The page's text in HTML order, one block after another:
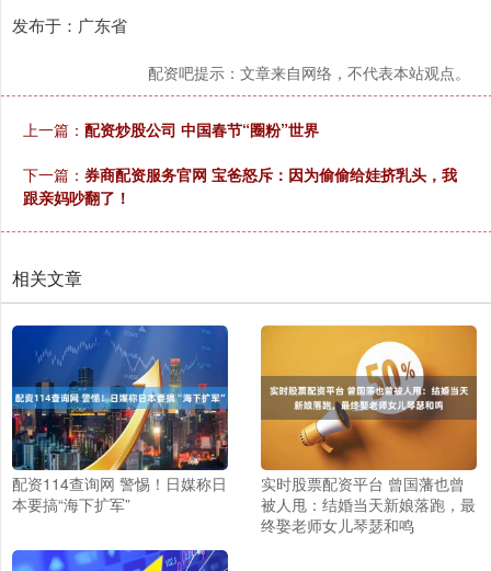
发布于：广东省
配资吧提示：文章来自网络，不代表本站观点。
上一篇： 配资炒股公司 中国春节“圈粉”世界
下一篇： 券商配资服务官网 宝爸怒斥：因为偷偷给娃挤乳头，我
跟亲妈吵翻了！
相关文章
配资114查询网 警惕！日媒称日
本要搞“海下扩军”
实时股票配资平台 曾国藩也曾
被人甩：结婚当天新娘落跑，最
终娶老师女儿琴瑟和鸣